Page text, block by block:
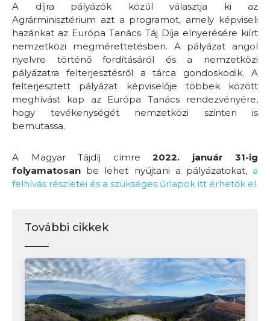
A díjra pályázók közül választja ki az
Agrárminisztérium azt a programot, amely képviseli
hazánkat az Európa Tanács Táj Díja elnyerésére kiírt
nemzetközi megmérettetésben. A pályázat angol
nyelvre történő fordításáról és a nemzetközi
pályázatra felterjesztésről a tárca gondoskodik. A
felterjesztett pályázat képviselője többek között
meghívást kap az Európa Tanács rendezvényére,
hogy tevékenységét nemzetközi szinten is
bemutassa.
A Magyar Tájdíj címre 2022. január 31-ig
folyamatosan be lehet nyújtani a pályázatokat, a
felhívás részletei és a szükséges űrlapok itt érhetők el.
További cikkek